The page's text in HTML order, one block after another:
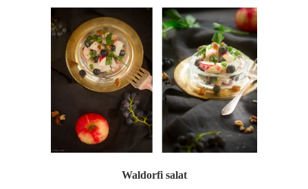
Waldorfi salat